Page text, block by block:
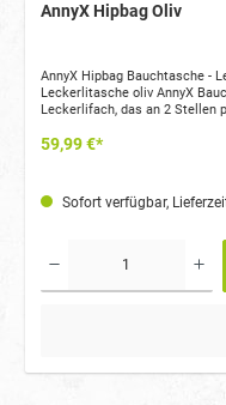
AnnyX Hipbag Oliv
AnnyX Hipbag Bauchtasche -
Leckerlitasche oliv AnnyX
Leckerlifach, das an 2 Stellen
Schlüssel, Geldbeutel. Die
können Futterbeutel,
AnnyX Hipbag ist stufenlos
59,99 €*
Sofort verfügbar,